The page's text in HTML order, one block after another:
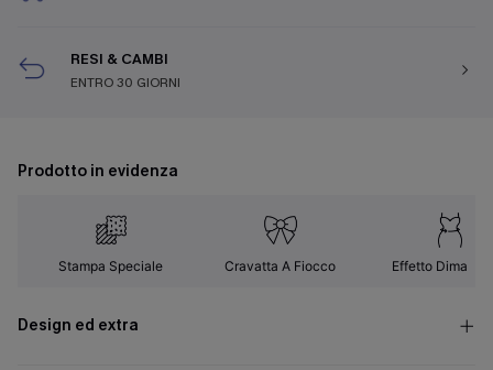
RESI & CAMBI
ENTRO 30 GIORNI
Prodotto in evidenza
Stampa Speciale Cravatta A Fiocco Effetto
Design ed extra